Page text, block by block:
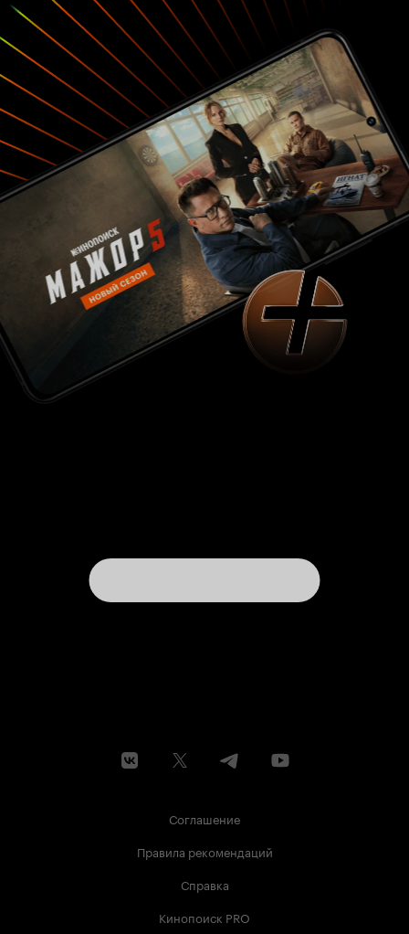
Соглашение
Правила рекомендаций
Справка
Кинопоиск PRO